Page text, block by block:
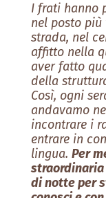
I frati hanno
nel posto
strada, nel
affitto nella
aver fatto
della
Così, ogni
andavamo
incontrare i
entrare in
lingua. Per
straordinaria
di notte per